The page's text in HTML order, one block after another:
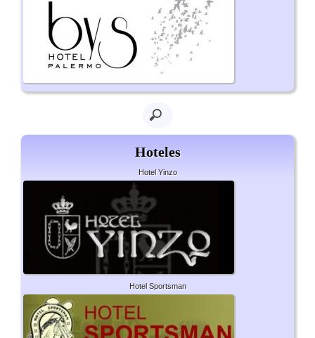
Hoteles
Hotel Yinzo
Hotel Sportsman